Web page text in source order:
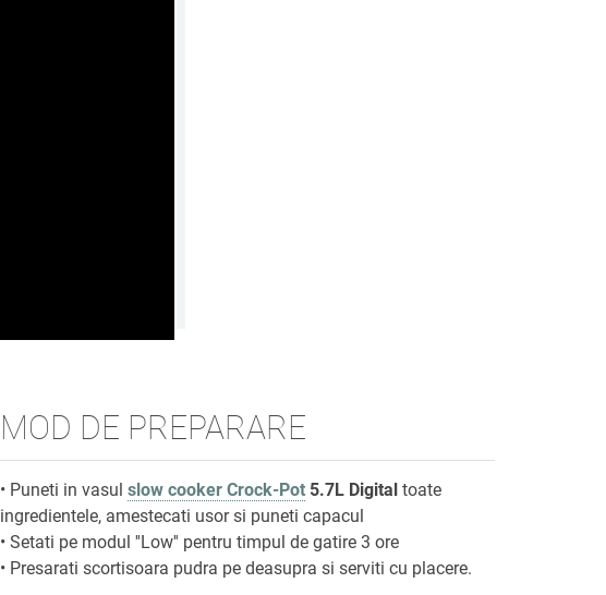
MOD DE PREPARARE
• Puneti in vasulslow cooker Crock-Pot 5.7L Digital toate
ingredientele, amestecati usor si puneti capacul
• Setati pe modul ''Low'' pentru timpul de gatire 3 ore
• Presarati scortisoara pudra pe deasupra si serviti cu placere.